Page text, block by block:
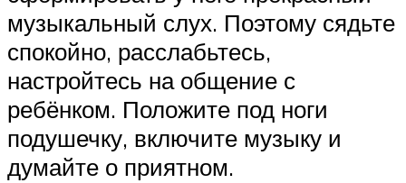
музыкальный слух. Поэтому сядьте
спокойно, расслабьтесь,
настройтесь на общение с
ребёнком. Положите под ноги
подушечку, включите музыку и
думайте о приятном.